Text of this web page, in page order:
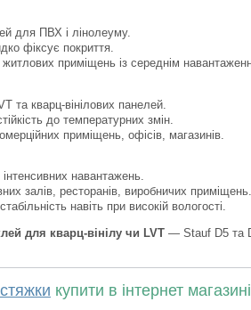
для ПВХ і лінолеуму.
фіксує покриття.
приміщень із середнім
та кварц-вінілових панелей.
до температурних змін.
приміщень, офісів, магазинів.
навантажень.
залів, ресторанів, виробничих приміщень.
навіть при високій вологості.
для кварц-вінілу чи LVT — Stauf D5 та
купити в інтернет